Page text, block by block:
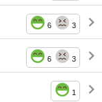
6 3
6 3
1